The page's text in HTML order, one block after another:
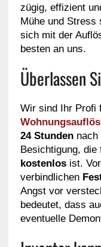
zügig, effizient
Mühe und Stress
sich mit der
besten an uns.
Überlassen
Wir sind Ihr Profi
24 Stundennach
Besichtigung,
kostenlosist. Vor
verbindlichen
Angst vor
bedeutet, dass
eventuelle